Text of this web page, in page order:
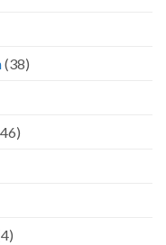
(38)